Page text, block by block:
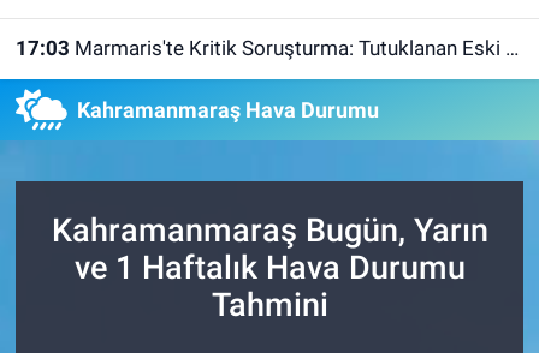
17:03 Marmaris'te Kritik Soruşturma: Tutuklanan Eski Yüzbaşı Burkay Karatepe Yer Gösterdi
Kahramanmaraş Hava Durumu
Kahramanmaraş Bugün, Yarın
ve 1 Haftalık Hava Durumu
Tahmini
Son Dakika Haberleri